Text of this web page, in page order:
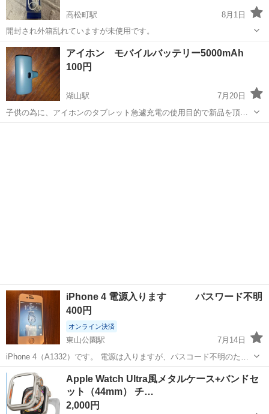
高松町駅
8月1日
開封され外箱乱れていますが未使用です。
鳥取 境港市 高松町駅 その他
アイホン モバイルバッテリー5000mAh
100円
湖山駅
7月20日
子供の為に、アイホンのタブレット急遽充電の使用目的で新品を頂き
ました。 臨時使用目的として数回利用しましたが、新しいアイホン新
iPhone 4 電源入ります パスワード不明
400円
オンライン決済
東山公園駅
7月14日
iPhone 4（A1332）です。 電源は入りますが、パスコード不明のため
使用できません。 容量・キャリアは不明です。 付属品はありません。
※写真の箱はiPhone 5sの箱で、本体の箱ではありません。 傷や汚...
鳥取 その他
Apple Watch Ultra風メタルケース+バンドセ
ット（44mm） チ…
2,000円